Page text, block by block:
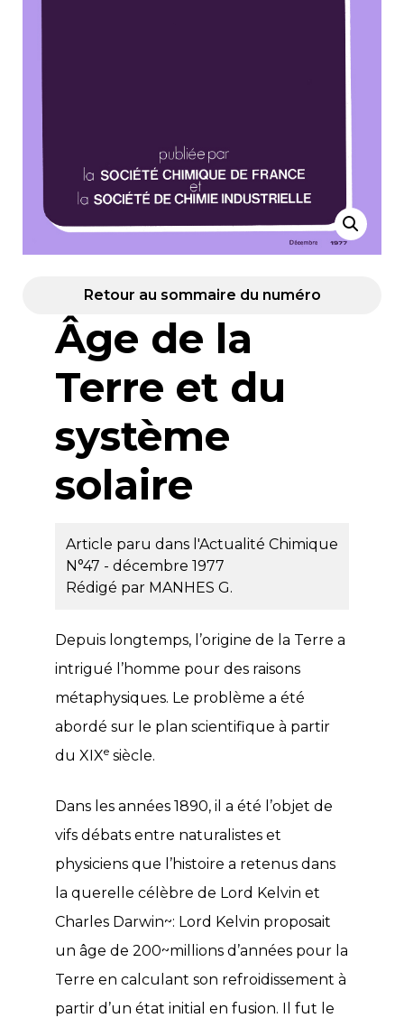
Retour au sommaire du numéro
Âge de la
Terre et du
système
solaire
Article paru dans l'Actualité Chimique
N°47 - décembre 1977
Rédigé par MANHES G.
Depuis longtemps, l’origine de la Terre a
intrigué l’homme pour des raisons
métaphysiques. Le problème a été
abordé sur le plan scientifique à partir
du XIXe siècle.
Dans les années 1890, il a été l’objet de
vifs débats entre naturalistes et
physiciens que l’histoire a retenus dans
la querelle célèbre de Lord Kelvin et
Charles Darwin~: Lord Kelvin proposait
un âge de 200~millions d’années pour la
Terre en calculant son refroidissement à
partir d’un état initial en fusion. Il fut le